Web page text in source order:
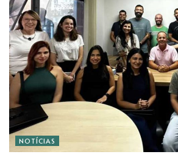
NOTÍCIAS